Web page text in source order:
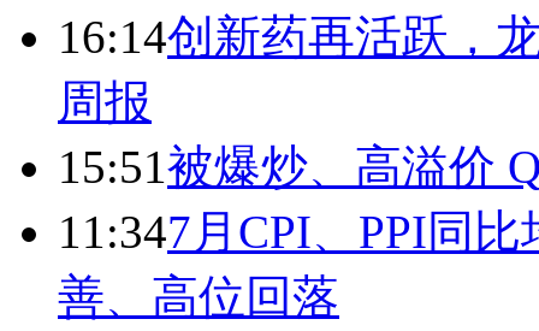
16:14创新药再活跃，
周报
15:51被爆炒、高溢价
11:347月CPI、PPI同
善、高位回落